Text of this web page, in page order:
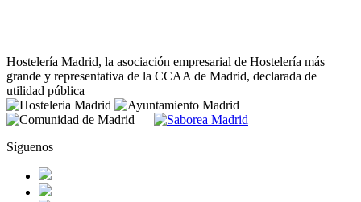
Hostelería Madrid, la asociación empresarial de Hostelería más
grande y representativa de la CCAA de Madrid, declarada de
utilidad pública
Síguenos